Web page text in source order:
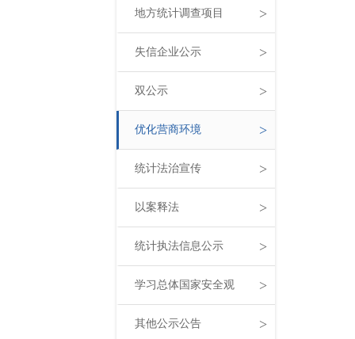
地方统计调查项目 >
失信企业公示 >
双公示 >
优化营商环境 >
统计法治宣传 >
以案释法 >
统计执法信息公示 >
学习总体国家安全观 >
其他公示公告 >